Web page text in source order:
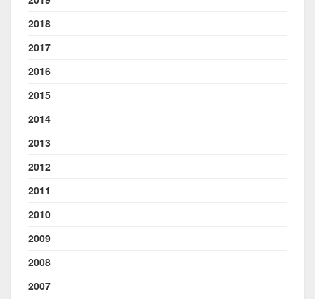
2018
2017
2016
2015
2014
2013
2012
2011
2010
2009
2008
2007